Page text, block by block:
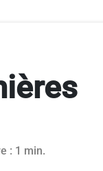
: 1 min.